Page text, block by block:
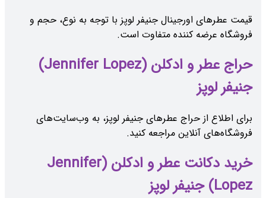
قیمت عطرهای اورجینال جنیفر لوپز با توجه به نوع، حجم و
فروشگاه عرضه کننده متفاوت است.
حراج عطر و ادکلن (Jennifer Lopez)
جنیفر لوپز
برای اطلاع از حراج عطرهای جنیفر لوپز، به وب‌سایت‌های
فروشگاه‌های آنلاین مراجعه کنید.
خرید دکانت عطر و ادکلن (Jennifer
Lopez) جنیفر لوپز